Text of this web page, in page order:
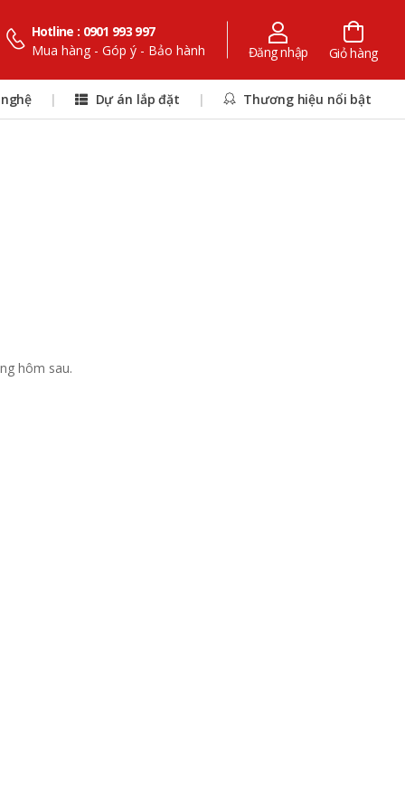
Hotline : 0901 993 997
Mua hàng - Góp ý - Bảo hành
Đăng nhập Giỏ hàng
| Dự án lắp đặt | Thương hiệu nổi bật
hôm sau.